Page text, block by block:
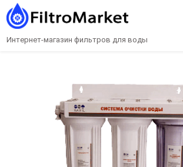
Интернет-магазин фильтров для воды